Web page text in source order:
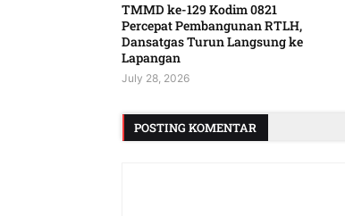
TMMD ke-129 Kodim 0821
Percepat Pembangunan RTLH,
Dansatgas Turun Langsung ke
Lapangan
July 28, 2026
POSTING KOMENTAR